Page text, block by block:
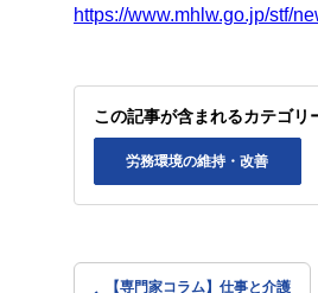
https://www.mhlw.go.jp/stf/
この記事が含まれるカテゴリ
労務環境の維持・改善
【専門家コラム】仕事と介護